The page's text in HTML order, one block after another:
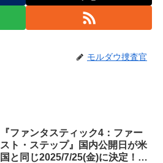
モルダウ捜査官
『ファンタスティック4：ファー
スト・ステップ』国内公開日が米
国と同じ2025/7/25(金)に決定！最